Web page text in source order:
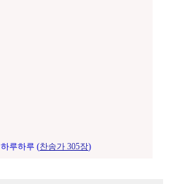
루하루 (찬송가 305장)